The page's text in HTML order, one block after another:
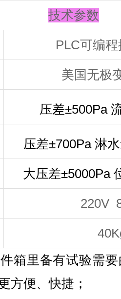
技术参数
PLC可编
美国无极
压差±500Pa
压差±700Pa 淋
大压差±5000Pa
220V
箱里备有试验需
方便、快捷；